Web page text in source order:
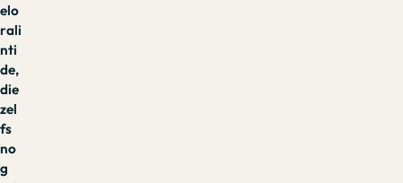
elo
rali
nti
de,
die
zel
fs
no
g